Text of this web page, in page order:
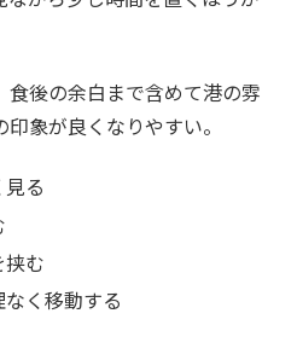
後の余白まで含めて港の雰
象が良くなりやすい。
る
む
く移動する